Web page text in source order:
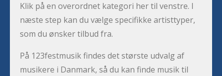
Klik på en overordnet kategori her til venstre. I
næste step kan du vælge specifikke artisttyper,
som du ønsker tilbud fra.
På 123festmusik findes det største udvalg af
musikere i Danmark, så du kan finde musik til